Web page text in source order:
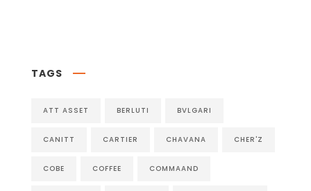
TAGS
ATT ASSET BERLUTI BVLGARI
CANITT CARTIER CHAVANA CHER'Z
COBE COFFEE COMMAAND